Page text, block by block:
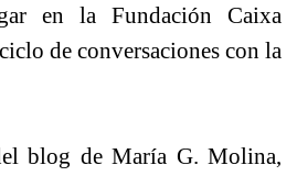
en la Fundación Caixa
de conversaciones con la
blog de María G. Molina,